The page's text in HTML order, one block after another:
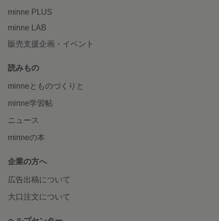
minne PLUS
minne LAB
販売支援企画・イベント
読みもの
minneとものづくりと
minne学習帖
ニュース
minneの本
企業の方へ
広告出稿について
大口注文について